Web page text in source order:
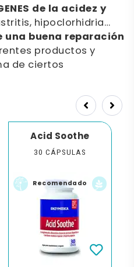
de la acidez y
hipoclorhidria…
buena reparación
productos y
de ciertos
Prev
Acid Soothe
30 CÁPSULAS
Recomendado
Next